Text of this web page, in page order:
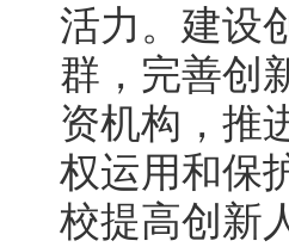
活力。建设
群，完善创
资机构，推
权运用和保
校提高创新